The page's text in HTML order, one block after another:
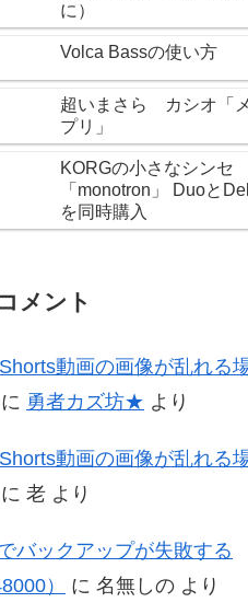
に）
Volca Bassの使い方
超いまさら カシオ「
プリ」
KORGの小さなシンセ
「monotron」 Duoと
を同時購入
メント
動画の画像が乱れる
に 勇者カズ坊★ より
動画の画像が乱れる
に 老 より
バックアップが失敗する
）
に 名無しの より